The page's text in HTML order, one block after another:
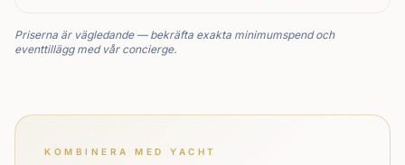
Priserna är vägledande — bekräfta exakta minimumspend och
eventtillägg med vår concierge.
KOMBINERA MED YACHT